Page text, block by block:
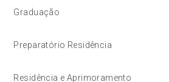
Graduação
Preparatório Residência
Residência e Aprimoramento